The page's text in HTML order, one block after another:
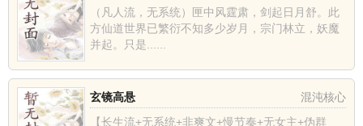
（凡人流，无系统）匣中风霆肃，剑起日月舒。此
方仙道世界已繁衍不知多少岁月，宗门林立，妖魔
并起。只是......
混沌核心
玄镜高悬
【长生流+无系统+非爽文+慢节奏+无女主+伪群